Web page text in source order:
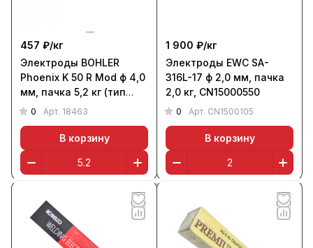
457 ₽/кг
Электроды BOHLER
Phoenix K 50 R Mod ф 4,0
мм, пачка 5,2 кг (тип
Э50А, пост+перем.
0 Арт. 18463
В корзину
1 900 ₽/кг
Электроды EWC SA-
316L-17 ф 2,0 мм, пачка
2,0 кг, CN15000550
0 Арт. CN1500105
В корзину